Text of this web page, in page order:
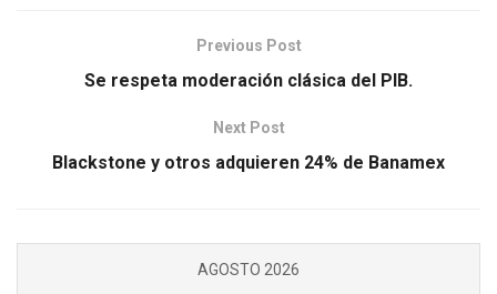
Previous Post
Se respeta moderación clásica del PIB.
Next Post
Blackstone y otros adquieren 24% de Banamex
AGOSTO 2026